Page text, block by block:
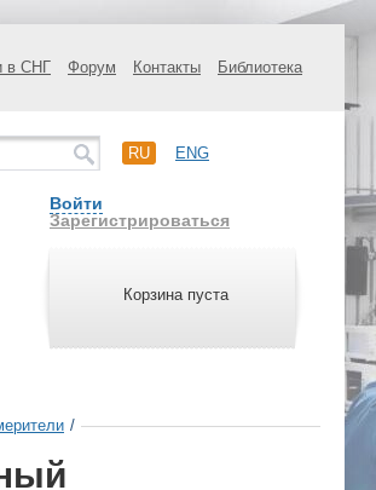
в СНГ Форум Контакты Библиотека
RU ENG
Войти
Зарегистрироваться
Корзина пуста
/